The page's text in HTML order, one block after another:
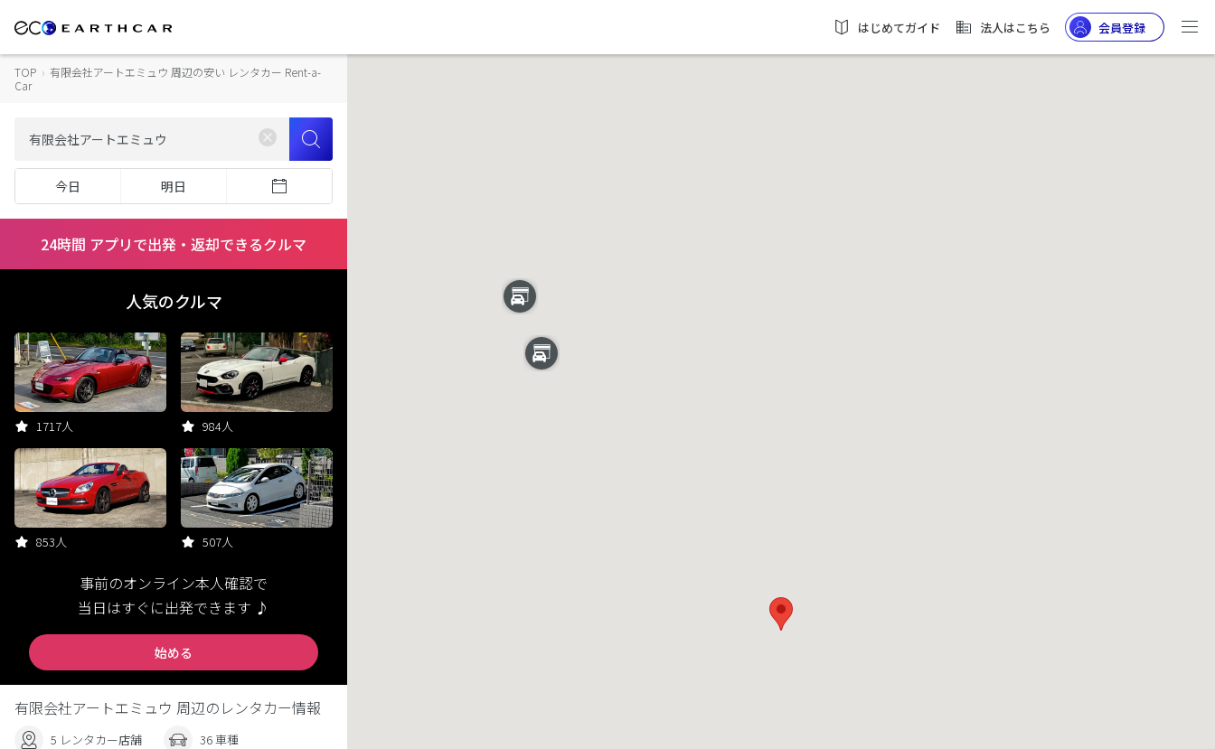
はじめてガイド 法人はこちら 会員登録
TOP › 有限会社アートエミュウ 周辺の安い レンタカー Rent-a-
Car
今日 明日
24時間 アプリで出発・返却できるクルマ
人気のクルマ
1717人 984人
853人 507人
事前のオンライン本人確認で
当日はすぐに出発できます ♪
始める
有限会社アートエミュウ 周辺のレンタカー情報
5 レンタカー店舗 36 車種